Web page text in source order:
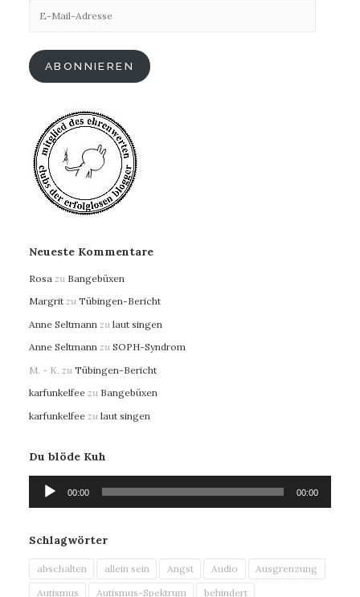
Mail-
ABONNIEREN
Neueste Kommentare
Rosa zu Bangebüxen
Margrit zu Tübingen-Bericht
Anne Seltmann zu laut singen
Anne Seltmann zu SOPH-Syndrom
M. - K. zu Tübingen-Bericht
karfunkelfee zu Bangebüxen
karfunkelfee zu laut singen
Du blöde Kuh
Audio-
Player
00:00 00:00
Schlagwörter
abschalten allein sein Angst Audio
Ausgrenzung
Autismus
Autismus-Spektrum behindert